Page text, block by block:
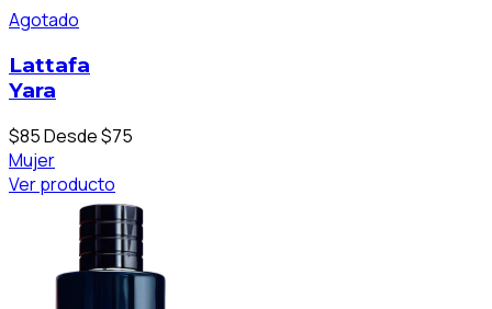
Agotado
Lattafa
Yara
$85Desde $75
Mujer
Ver producto